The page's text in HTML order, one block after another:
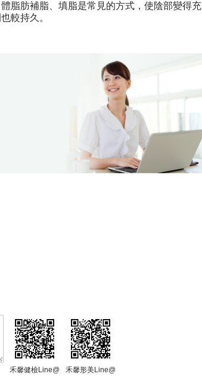
脂肪補脂、填脂是常見的方式，使陰部變得充
較持久。
禾馨健檢Line@ 禾馨形美Line@